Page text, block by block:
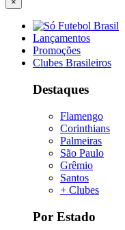
Lançamentos
Promoções
Clubes Brasileiros
Destaques
Flamengo
Corinthians
Palmeiras
São Paulo
Grêmio
Santos
+ Clubes
Por Estado